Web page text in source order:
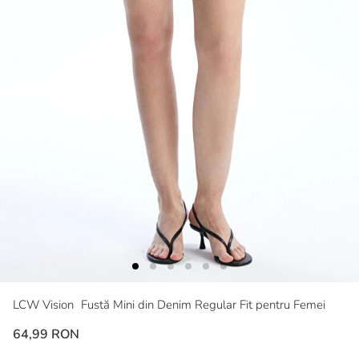
LCW Vision Fustă Mini din Denim Regular Fit pentru Femei
64,99 RON